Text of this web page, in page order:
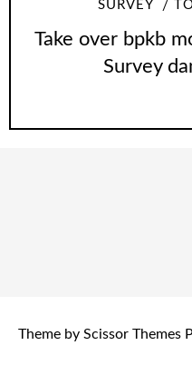
SURVEY
Take over bpkb
Survey
Theme by Scissor Themes